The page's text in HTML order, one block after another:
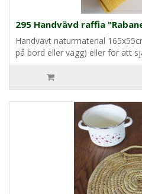
295 Handvävd raffia
Handvävt naturmaterial
på bord eller vägg) eller för att